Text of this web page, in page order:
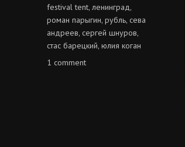
festival tent, ленинград,
роман парыгин,рубль,сева
андреев,сергей шнуров,
стас барецкий,юлия коган
1 commenton